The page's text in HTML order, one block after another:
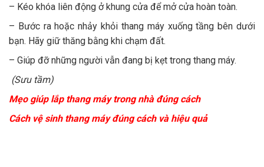
– Kéo khóa liên động ở khung cửa để mở cửa hoàn toàn.
– Bước ra hoặc nhảy khỏi thang máy xuống tầng bên dưới
bạn. Hãy giữ thăng bằng khi chạm đất.
– Giúp đỡ những người vẫn đang bị kẹt trong thang máy.
(Sưu tầm)
Mẹo giúp lắp thang máy trong nhà đúng cách
Cách vệ sinh thang máy đúng cách và hiệu quả